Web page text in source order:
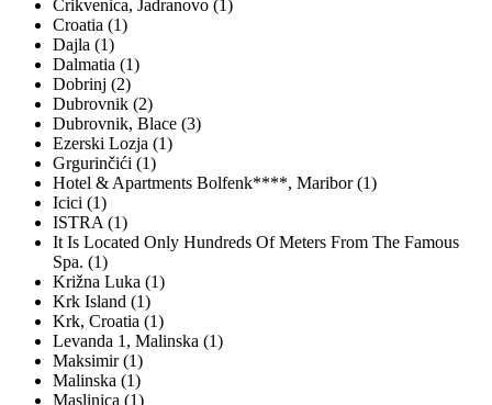
Crikvenica, Jadranovo (1)
Croatia (1)
Dajla (1)
Dalmatia (1)
Dobrinj (2)
Dubrovnik (2)
Dubrovnik, Blace (3)
Ezerski Lozja (1)
Grgurinčići (1)
Hotel & Apartments Bolfenk****, Maribor (1)
Icici (1)
ISTRA (1)
It Is Located Only Hundreds Of Meters From The Famous
Spa. (1)
Križna Luka (1)
Krk Island (1)
Krk, Croatia (1)
Levanda 1, Malinska (1)
Maksimir (1)
Malinska (1)
Maslinica (1)